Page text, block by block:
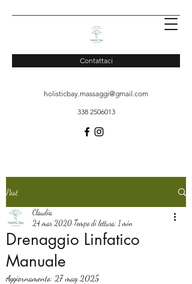
Contattaci
holisticbay.massaggi@gmail.com
338 2506013
Post
Drenaggio Linfatico
Manuale
Claudia
24 mar 2020 Tempo di lettura: 1 min
Aggiornamento: 27 mag 2025